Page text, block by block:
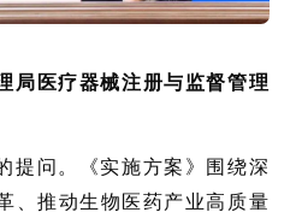
局医疗器械注册与监督管理
提问。《实施方案》围绕深
、推动生物医药产业高质量